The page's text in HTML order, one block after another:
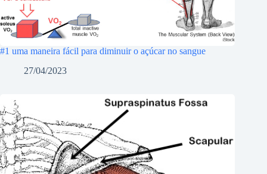
#1 uma maneira fácil para diminuir o açúcar no sangue
27/04/2023